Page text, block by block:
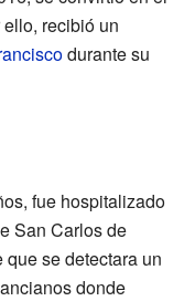
recibió un
durante su
fue hospitalizado
San Carlos de
se detectara un
donde